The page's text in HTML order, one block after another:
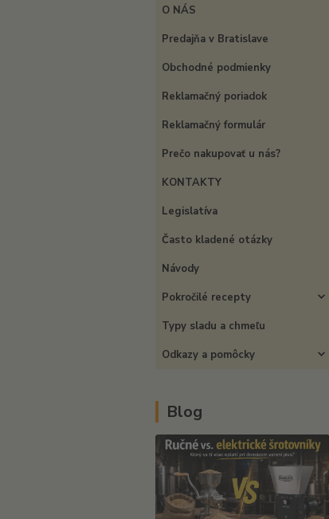
O NÁS
Predajňa v Bratislave
Obchodné podmienky
Reklamačný poriadok
Reklamačný formulár
Prečo nakupovať u nás?
KONTAKTY
Legislatíva
Často kladené otázky
Návody
Pokročilé recepty
Typy sladu a chmeľu
Odkazy a pomôcky
Blog